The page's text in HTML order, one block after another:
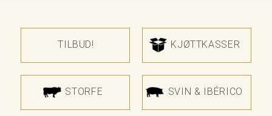
TILBUD! KJØTTKASSER
STORFE SVIN & IBÉRICO